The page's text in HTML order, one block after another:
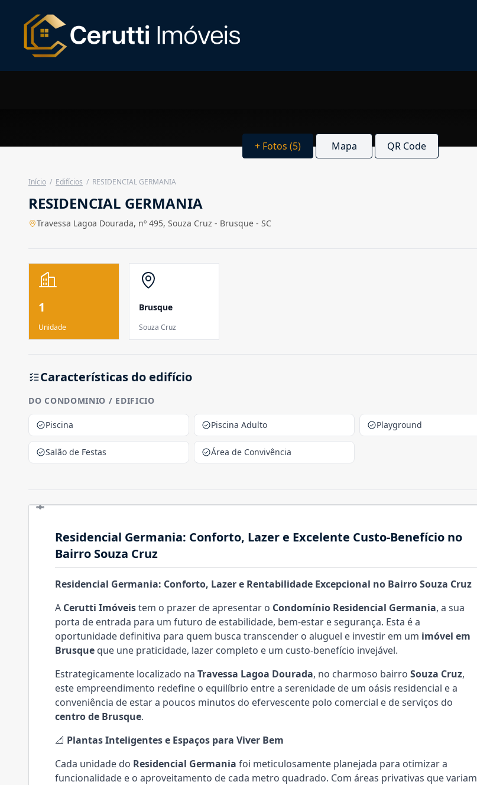
+ Fotos (5) Mapa QR Code
Início / Edifícios / RESIDENCIAL GERMANIA
RESIDENCIAL GERMANIA
Travessa Lagoa Dourada, nº 495, Souza Cruz - Brusque - SC
1
Unidade
Brusque
Souza Cruz
Características do edifício
DO CONDOMINIO / EDIFICIO
Piscina Piscina Adulto Playground
Salão de Festas Área de Convivência
Residencial Germania: Conforto, Lazer e Excelente Custo-Benefício no
Bairro Souza Cruz
Residencial Germania: Conforto, Lazer e Rentabilidade Excepcional no Bairro Souza Cruz
A Cerutti Imóveistem o prazer de apresentar o Condomínio Residencial Germania, a sua
porta de entrada para um futuro de estabilidade, bem-estar e segurança. Esta é a
oportunidade definitiva para quem busca transcender o aluguel e investir em um imóvel em
Brusque que une praticidade, lazer completo e um custo-benefício invejável.
Estrategicamente localizado na Travessa Lagoa Dourada, no charmoso bairro Souza Cruz,
este empreendimento redefine o equilíbrio entre a serenidade de um oásis residencial e a
conveniência de estar a poucos minutos do efervescente polo comercial e de serviços do
centro de Brusque.
📐 Plantas Inteligentes e Espaços para Viver Bem
Cada unidade do Residencial Germania foi meticulosamente planejada para otimizar a
funcionalidade e o aproveitamento de cada metro quadrado. Com áreas privativas que variam